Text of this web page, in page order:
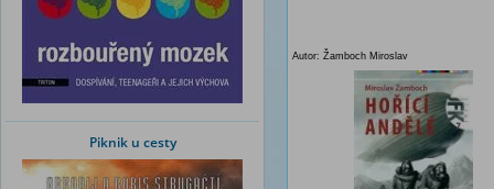
Piknik u cesty
Autor: Žamboch Miroslav